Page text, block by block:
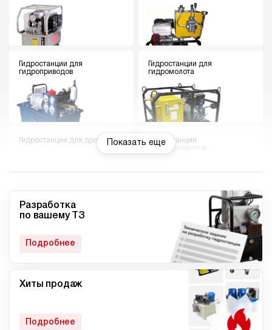
Гидростанции для
гидроприводов
Гидростанции для
гидромолота
Гидростанции для дровокола
Гидростанции
гидродомкратов
Гидростанции для токарного
Мини гидростанции
Компактные гидростанции
Показать еще
Разработка
по вашему ТЗ
Подробнее
Хиты продаж
Подробнее